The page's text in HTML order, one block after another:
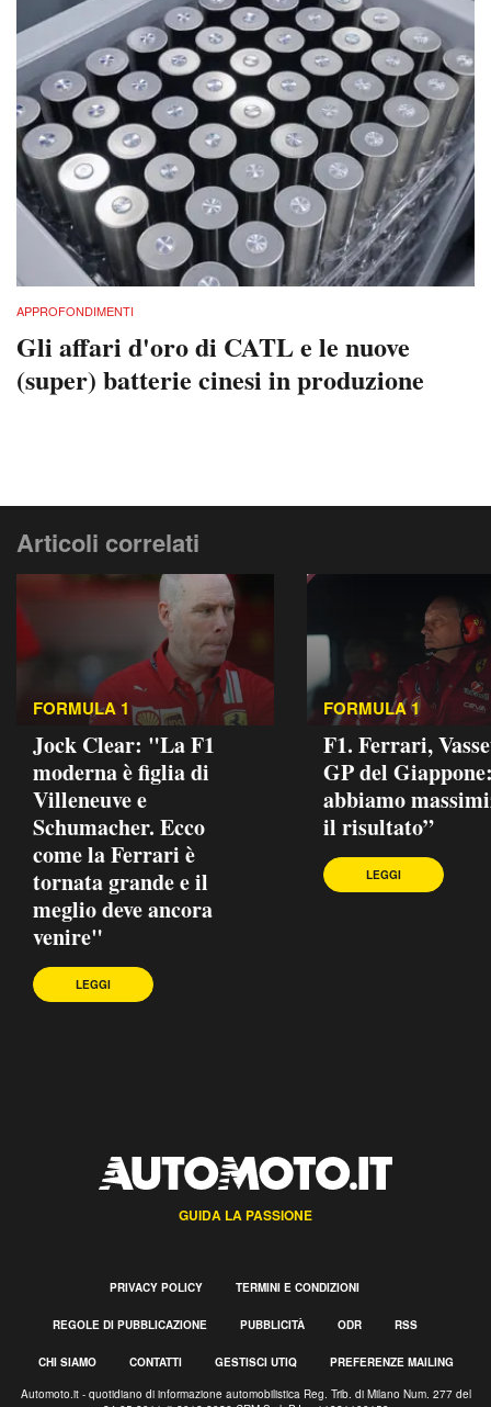
APPROFONDIMENTI
Gli affari d'oro di CATL e le nuove
(super) batterie cinesi in produzione
Articoli correlati
FORMULA 1
Jock Clear: "La F1
moderna è figlia di
Villeneuve e
Schumacher. Ecco
come la Ferrari è
tornata grande e il
meglio deve ancora
venire"
LEGGI
FORMULA 1
F1. Ferrari,
GP del
abbiamo
il risultato”
LEGGI
GUIDA LA PASSIONE
PRIVACY POLICY TERMINI E CONDIZIONI
REGOLE DI PUBBLICAZIONE PUBBLICITÀ ODR RSS
CHI SIAMO CONTATTI GESTISCI UTIQ PREFERENZE MAILING
Automoto.it - quotidiano di informazione automobilistica Reg. Trib. di Milano Num. 277 del